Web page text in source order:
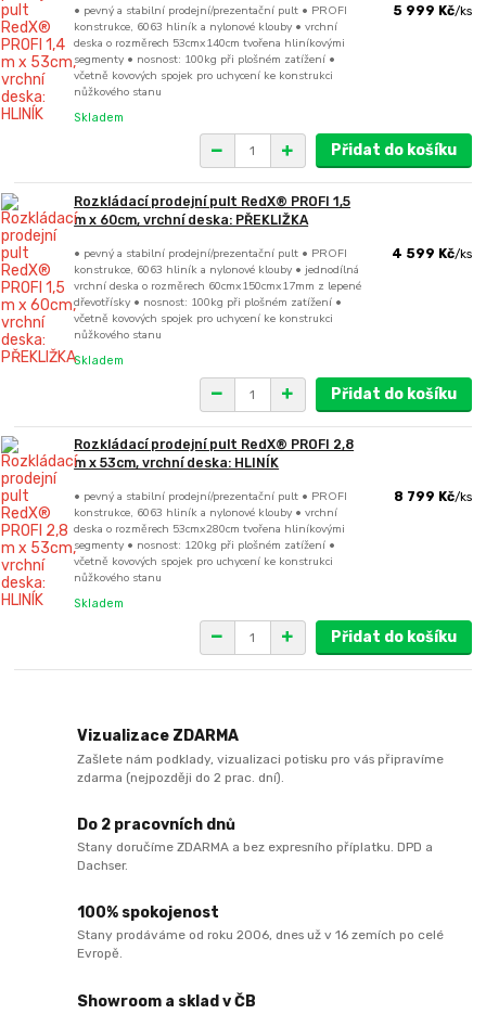
• pevný a stabilní prodejní/prezentační pult • PROFI
konstrukce, 6063 hliník a nylonové klouby • vrchní
deska o rozměrech 53cmx140cm tvořena hliníkovými
segmenty • nosnost: 100kg při plošném zatížení •
včetně kovových spojek pro uchycení ke konstrukci
nůžkového stanu
5 999 Kč/ks
Skladem
Přidat do košíku
Rozkládací prodejní pult RedX® PROFI 1,5
m x 60cm, vrchní deska: PŘEKLIŽKA
• pevný a stabilní prodejní/prezentační pult • PROFI
konstrukce, 6063 hliník a nylonové klouby • jednodílná
vrchní deska o rozměrech 60cmx150cmx17mm z lepené
dřevotřísky • nosnost: 100kg při plošném zatížení •
včetně kovových spojek pro uchycení ke konstrukci
nůžkového stanu
4 599 Kč/ks
Skladem
Přidat do košíku
Rozkládací prodejní pult RedX® PROFI 2,8
m x 53cm, vrchní deska: HLINÍK
• pevný a stabilní prodejní/prezentační pult • PROFI
konstrukce, 6063 hliník a nylonové klouby • vrchní
deska o rozměrech 53cmx280cm tvořena hliníkovými
segmenty • nosnost: 120kg při plošném zatížení •
včetně kovových spojek pro uchycení ke konstrukci
nůžkového stanu
8 799 Kč/ks
Skladem
Přidat do košíku
Vizualizace ZDARMA
Zašlete nám podklady, vizualizaci potisku pro vás připravíme
zdarma (nejpozději do 2 prac. dní).
Do 2 pracovních dnů
Stany doručíme ZDARMA a bez expresního příplatku. DPD a
Dachser.
100% spokojenost
Stany prodáváme od roku 2006, dnes už v 16 zemích po celé
Evropě.
Showroom a sklad v ČB